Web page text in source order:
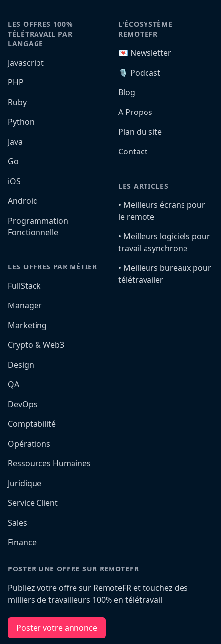
LES OFFRES 100%
TÉLÉTRAVAIL PAR
LANGAGE
Javascript
PHP
Ruby
Python
Java
Go
iOS
Android
Programmation
Fonctionnelle
LES OFFRES PAR MÉTIER
FullStack
Manager
Marketing
Crypto & Web3
Design
QA
DevOps
Comptabilité
Opérations
Ressources Humaines
Juridique
Service Client
Sales
Finance
L'ÉCOSYSTÈME
REMOTEFR
💌 Newsletter
🎙️ Podcast
Blog
A Propos
Plan du site
Contact
LES ARTICLES
•️ Meilleurs écrans pour
le remote
•️ Meilleurs logiciels pour
travail asynchrone
•️ Meilleurs bureaux pour
télétravailer
POSTER UNE OFFRE SUR REMOTEFR
Publiez votre offre sur RemoteFR et touchez des
milliers de travailleurs 100% en télétravail
Poster votre annonce